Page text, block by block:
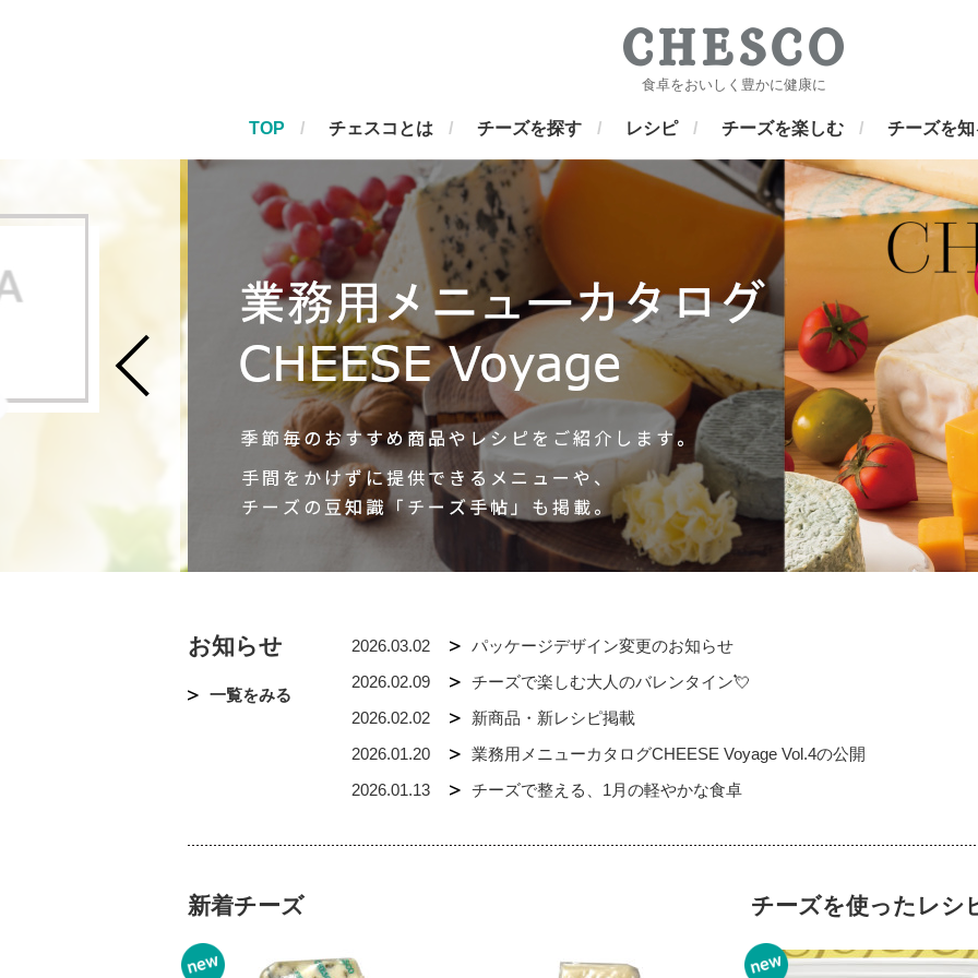
食卓をおいしく豊かに健康に
TOP チェスコとは チーズを探す レシピ チーズを楽しむ チーズを知
チェスコは
輸入ナチュラルチーズを扱う
専門商社です。
世界のチーズをお届けして60年。
世界のチーズで創るおいしい笑顔を、
これまでも、これからも。
お知らせ
一覧をみる
2026.03.02
パッケージデザイン変更のお知らせ
2026.02.09
チーズで楽しむ大人のバレンタイン💘
2026.02.02
新商品・新レシピ掲載
2026.01.20
業務用メニューカタログCHEESE Voyage Vol.4の公開
2026.01.13
チーズで整える、1月の軽やかな食卓
新着チーズ チーズを使ったレシ